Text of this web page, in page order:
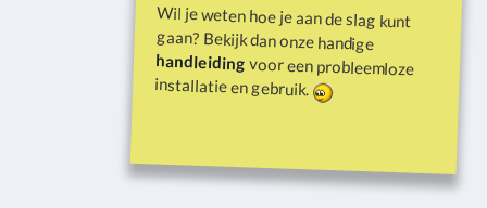
Wil je weten hoe je aan de slag kunt
gaan? Bekijk dan onze handige
handleidingvoor een probleemloze
installatie en gebruik.